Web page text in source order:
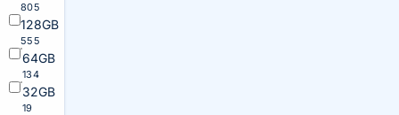
805
128GB
555
64GB
134
32GB
19